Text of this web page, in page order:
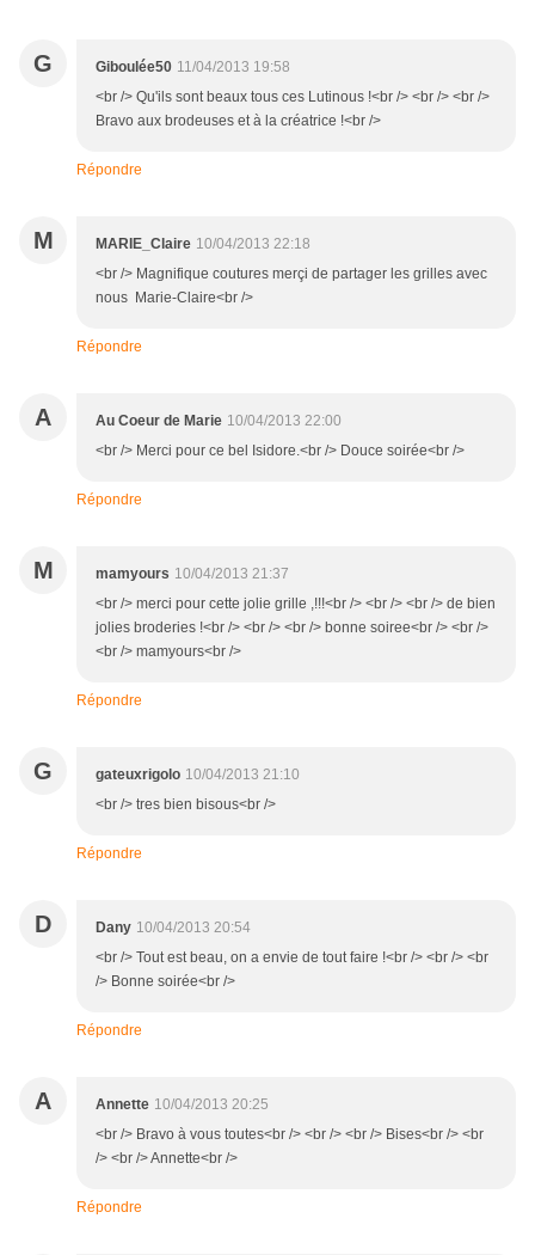
G Giboulée50 11/04/2013 19:58
<br /> Qu'ils sont beaux tous ces Lutinous !<br /> <br /> <br />
Bravo aux brodeuses et à la créatrice !<br />
Répondre
M MARIE_Claire 10/04/2013 22:18
<br /> Magnifique coutures merçi de partager les grilles avec
nous Marie-Claire<br />
Répondre
A Au Coeur de Marie 10/04/2013 22:00
<br /> Merci pour ce bel Isidore.<br /> Douce soirée<br />
Répondre
M mamyours 10/04/2013 21:37
<br /> merci pour cette jolie grille ,!!!<br /> <br /> <br /> de bien
jolies broderies !<br /> <br /> <br /> bonne soiree<br /> <br />
<br /> mamyours<br />
Répondre
G gateuxrigolo 10/04/2013 21:10
<br /> tres bien bisous<br />
Répondre
D Dany 10/04/2013 20:54
<br /> Tout est beau, on a envie de tout faire !<br /> <br /> <br
/> Bonne soirée<br />
Répondre
A Annette 10/04/2013 20:25
<br /> Bravo à vous toutes<br /> <br /> <br /> Bises<br /> <br
/> <br /> Annette<br />
Répondre